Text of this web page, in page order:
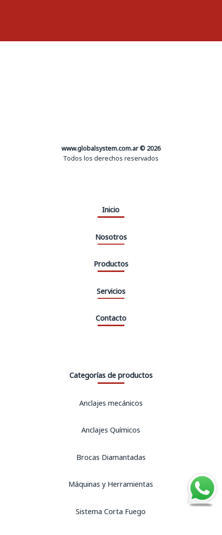
www.globalsystem.com.ar © 2026
Todos los derechos reservados
Inicio
Nosotros
Productos
Servicios
Contacto
Categorías de productos
Anclajes mecánicos
Anclajes Químicos
Brocas Diamantadas
Máquinas y Herramientas
Sistema Corta Fuego